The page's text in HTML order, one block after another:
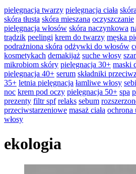
pielęgnacja twarzy pielęgnacja ciała
skóra tłusta skóra mieszana oczyszczanie
pielęgnacja włosów skóra naczynkowa
trądzik peelingi krem do twarzy męska
podrażniona skóra odżywki do włosów
kosmetykach demakijaż suche włosy
mikrobiom skóry pielęgnacja 30+ maski
pielęgnacja 40+ serum składniki
35+ letnia pielęgnacja łamliwe włosy
noc krem pod oczy pielęgnacja 50+ spa
prezenty filtr spf relaks sebum
przeciwstarzeniowe masaż ciała ochrona
włosy
ekologia